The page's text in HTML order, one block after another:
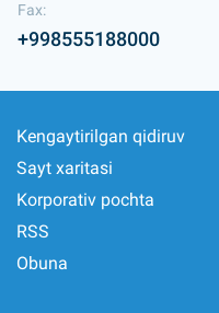
Fax:
+998555188000
Kengaytirilgan qidiruv
Sayt xaritasi
Korporativ pochta
RSS
Obuna